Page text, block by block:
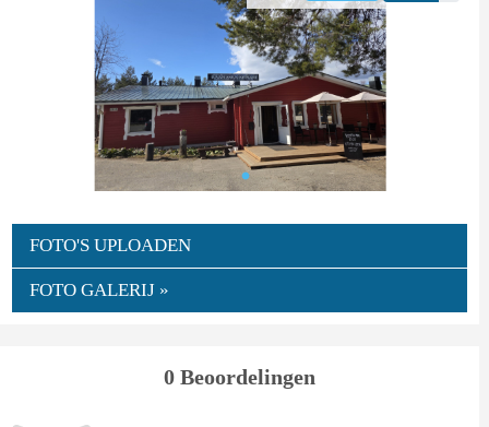
FOTO'S UPLOADEN
FOTO GALERIJ »
0 Beoordelingen